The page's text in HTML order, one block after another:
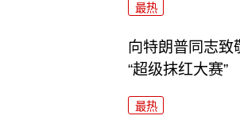
最热
向特朗普同志致
“超级抹红大赛”
最热